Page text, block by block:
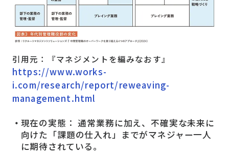
引用元：『マネジメントを編みなおす』
https://www.works-
i.com/research/report/reweaving-
management.html
現在の実態： 通常業務に加え、不確実な未来に
向けた「課題の仕入れ」までがマネジャー一人
に期待されている。